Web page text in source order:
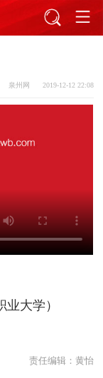
泉州网 2019-12-12 22:08
业大学）
责任编辑： 黄怡